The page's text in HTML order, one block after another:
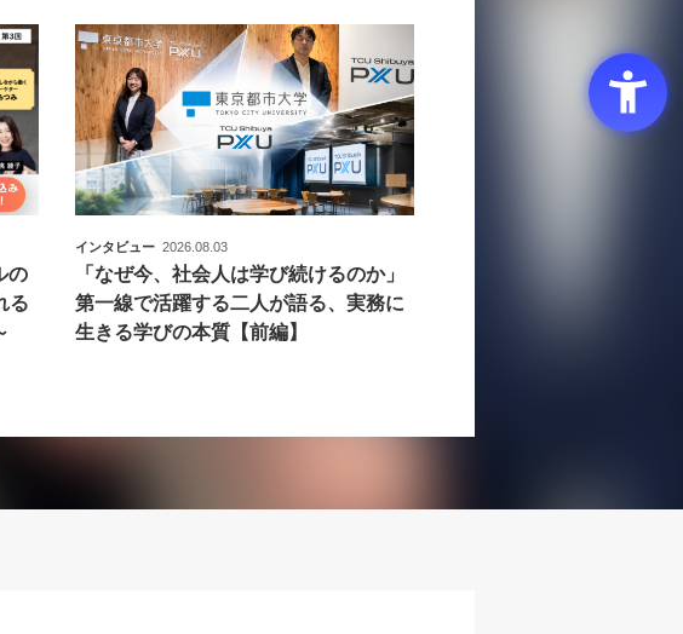
の
る
インタビュー 2026.08.03
「なぜ今、社会人は学び続けるのか」
第一線で活躍する二人が語る、実務に
生きる学びの本質【前編】